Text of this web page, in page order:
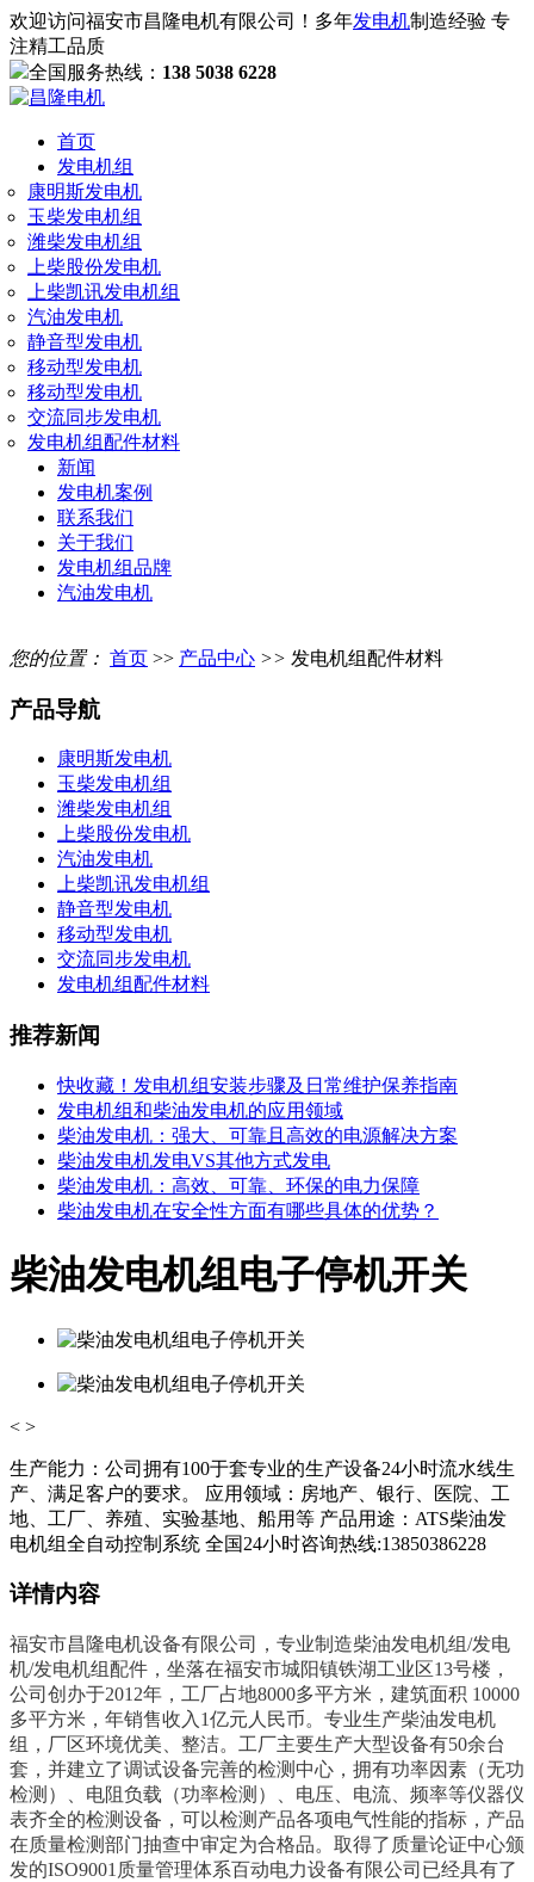
欢迎访问福安市昌隆电机有限公司！多年发电机制造经验 专
注精工品质
全国服务热线： 138 5038 6228
首页
发电机组
康明斯发电机
玉柴发电机组
潍柴发电机组
上柴股份发电机
上柴凯讯发电机组
汽油发电机
静音型发电机
移动型发电机
移动型发电机
交流同步发电机
发电机组配件材料
新闻
发电机案例
联系我们
关于我们
发电机组品牌
汽油发电机
您的位置： 首页 >> 产品中心 >> 发电机组配件材料
产品导航
康明斯发电机
玉柴发电机组
潍柴发电机组
上柴股份发电机
汽油发电机
上柴凯讯发电机组
静音型发电机
移动型发电机
交流同步发电机
发电机组配件材料
推荐新闻
快收藏！发电机组安装步骤及日常维护保养指南
发电机组和柴油发电机的应用领域
柴油发电机：强大、可靠且高效的电源解决方案
柴油发电机发电VS其他方式发电
柴油发电机：高效、可靠、环保的电力保障
柴油发电机在安全性方面有哪些具体的优势？
柴油发电机组电子停机开关
< >
生产能力：公司拥有100于套专业的生产设备24小时流水线生
产、满足客户的要求。 应用领域：房地产、银行、医院、工
地、工厂、养殖、实验基地、船用等 产品用途：ATS柴油发
电机组全自动控制系统 全国24小时咨询热线:13850386228
详情内容
福安市昌隆电机设备有限公司，专业制造柴油发电机组/发电
机/发电机组配件，坐落在福安市城阳镇铁湖工业区13号楼，
公司创办于2012年，工厂占地8000多平方米，建筑面积 10000
多平方米，年销售收入1亿元人民币。专业生产柴油发电机
组，厂区环境优美、整洁。工厂主要生产大型设备有50余台
套，并建立了调试设备完善的检测中心，拥有功率因素（无功
检测）、电阻负载（功率检测）、电压、电流、频率等仪器仪
表齐全的检测设备，可以检测产品各项电气性能的指标，产品
在质量检测部门抽查中审定为合格品。取得了质量论证中心颁
发的ISO9001质量管理体系百动电力设备有限公司已经具有了